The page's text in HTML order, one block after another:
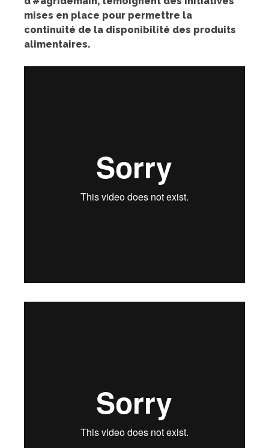
mises en place pour permettre la
continuité de la disponibilité des produits
alimentaires.